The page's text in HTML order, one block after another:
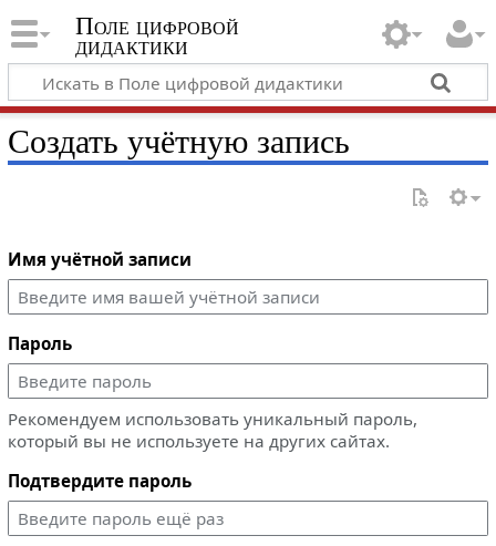
Поле цифровой
дидактики
Создать учётную запись
Имя учётной записи
Пароль
Рекомендуем использовать уникальный пароль,
который вы не используете на других сайтах.
Подтвердите пароль